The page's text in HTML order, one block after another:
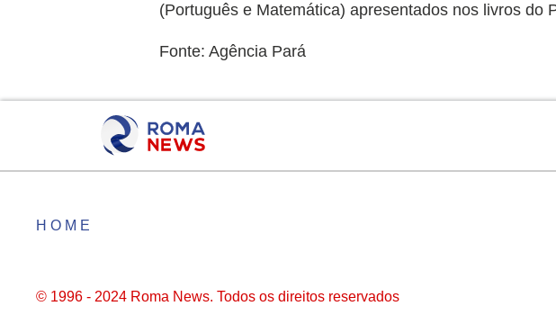
(Português e Matemática) apresentados nos livros do
Fonte: Agência Pará
HOME
© 1996 - 2024 Roma News. Todos os direitos reservados